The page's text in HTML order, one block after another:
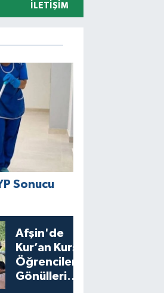
İLETIŞIM
Sonucu
Afşin'de
Kur’an Kursu
Öğrencilerine
Gönülleri